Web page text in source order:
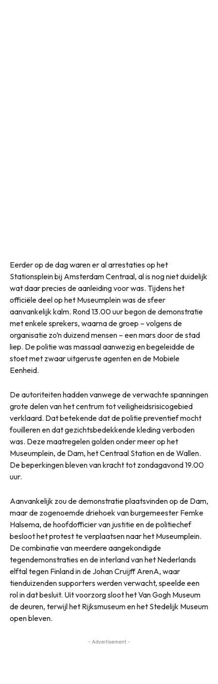
Eerder op de dag waren er al arrestaties op het
Stationsplein bij Amsterdam Centraal, al is nog niet duidelijk
wat daar precies de aanleiding voor was. Tijdens het
officiële deel op het Museumplein was de sfeer
aanvankelijk kalm. Rond 13.00 uur begon de demonstratie
met enkele sprekers, waarna de groep – volgens de
organisatie zo’n duizend mensen – een mars door de stad
liep. De politie was massaal aanwezig en begeleidde de
stoet met zwaar uitgeruste agenten en de Mobiele
Eenheid.
De autoriteiten hadden vanwege de verwachte spanningen
grote delen van het centrum tot veiligheidsrisicogebied
verklaard. Dat betekende dat de politie preventief mocht
fouilleren en dat gezichtsbedekkende kleding verboden
was. Deze maatregelen golden onder meer op het
Museumplein, de Dam, het Centraal Station en de Wallen.
De beperkingen bleven van kracht tot zondagavond 19.00
uur.
Aanvankelijk zou de demonstratie plaatsvinden op de Dam,
maar de zogenoemde driehoek van burgemeester Femke
Halsema, de hoofdofficier van justitie en de politiechef
besloot het protest te verplaatsen naar het Museumplein.
De combinatie van meerdere aangekondigde
tegendemonstraties en de interland van het Nederlands
elftal tegen Finland in de Johan Cruijff ArenA, waar
tienduizenden supporters werden verwacht, speelde een
rol in dat besluit. Uit voorzorg sloot het Van Gogh Museum
de deuren, terwijl het Rijksmuseum en het Stedelijk Museum
open bleven.
- Advertisement -